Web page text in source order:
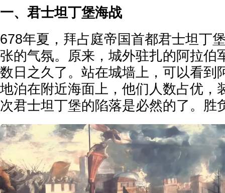
一、君士坦丁堡海战
678年夏，拜占庭帝国首都君士坦丁
张的气氛。原来，城外驻扎的阿拉伯
数日之久了。站在城墙上，可以看到
地泊在附近海面上，他们人数占优，
次君士坦丁堡的陷落是必然的了。胜